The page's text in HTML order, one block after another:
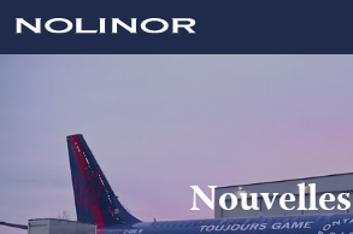
Nouvelles